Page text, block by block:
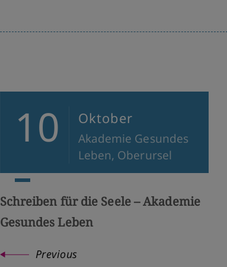
10 Oktober
Akademie Gesundes
Leben, Oberursel
Schreiben für die Seele – Akademie
Gesundes Leben
Previous